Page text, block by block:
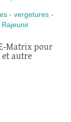
Matrix pour
et autre